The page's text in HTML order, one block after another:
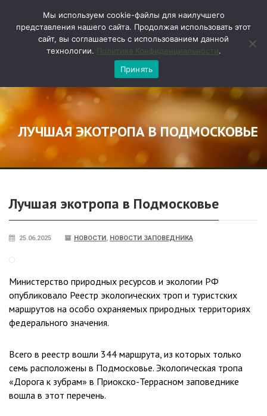
БЛОГ
ЛУЧШАЯ ЭКОТРОПА В ПОДМОСКОВЬЕ
Лучшая экотропа в Подмосковье
25.06.2025 НОВОСТИ, НОВОСТИ ЗАПОВЕДНИКА
Министерство природных ресурсов и экологии РФ
опубликовало Реестр экологических троп и туристских
маршрутов на особо охраняемых природных территориях
федерального значения.
Всего в реестр вошли 344 маршрута, из которых только
семь расположены в Подмосковье. Экологическая тропа
«Дорога к зубрам» в Приокско-Террасном заповеднике
вошла в этот перечень.
Мы используем cookie-файлы для наилучшего
представления нашего сайта. Продолжая использовать этот
сайт, вы соглашаетесь с использованием данной
технологии. Политика Конфиденциальности.
Принять